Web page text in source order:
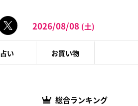
2026/08/08 (土)
占い お買い物
総合ランキング